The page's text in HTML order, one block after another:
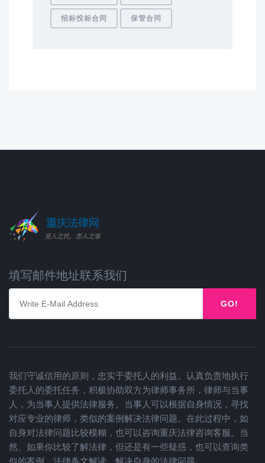
招标投标合同 保管合同
填写邮件地址联系我们
GO!
我们守诚信用的原则，忠实于委托人的利益。认真负责地执行
委托人的委托任务，积极协助双方为律师事务所，律师与当事
人，为当事人提供法律服务。当事人可以根据自身情况，寻找
对应专业的律师，类似的案例解决法律问题。在此过程中，如
自身对法律问题比较模糊，也可以咨询重庆法律咨询客服。当
然、如果你比较了解法律，但还是有一些疑惑，也可以查询类
似的案例，法律条文解读，解决自身的法律问题。